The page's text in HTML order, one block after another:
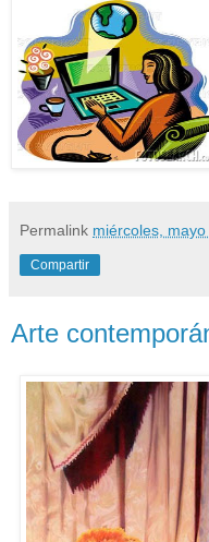
Permalink miércoles,
Compartir
Arte